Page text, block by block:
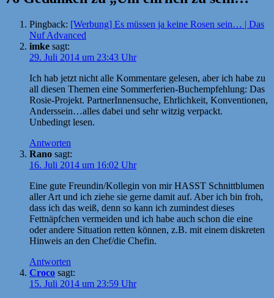
Pingback: [Werbung] Es müssen ja keine Rosen sein… | Das
Nuf Advanced
imke sagt:
29. Juli 2014 um 23:43 Uhr
Ich hab jetzt nicht alle Kommentare gelesen, aber ich habe zu
all diesen Themen eine Sommerferien-Buchempfehlung: Das
Rosie-Projekt. PartnerInnensuche, Ehrlichkeit, Konventionen,
Anderssein…alles dabei und sehr witzig verpackt.
Unbedingt lesen.
Antworten
Rano sagt:
16. Juli 2014 um 16:02 Uhr
Eine gute Freundin/Kollegin von mir HASST Schnittblumen
aller Art und ich ziehe sie gerne damit auf. Aber ich bin froh,
dass ich das weiß, denn so kann ich zumindest dieses
Fettnäpfchen vermeiden und ich habe auch schon die eine
oder andere Situation retten können, z.B. mit einem diskreten
Hinweis an den Chef/die Chefin.
Antworten
Croco sagt:
15. Juli 2014 um 23:59 Uhr